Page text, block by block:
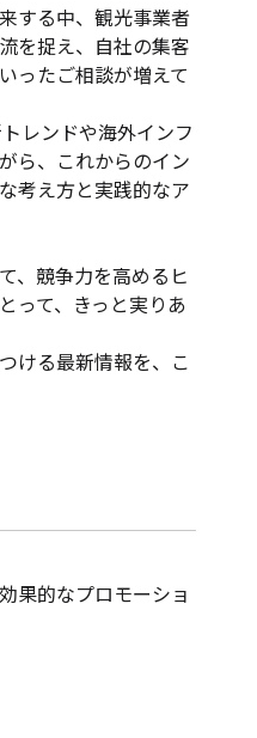
する中、観光事業者
を捉え、自社の集客
ったご相談が増えて
レンドや海外インフ
ら、これからのイン
考え方と実践的なア
、競争力を高めるヒ
って、きっと実りあ
ける最新情報を、こ
果的なプロモーショ